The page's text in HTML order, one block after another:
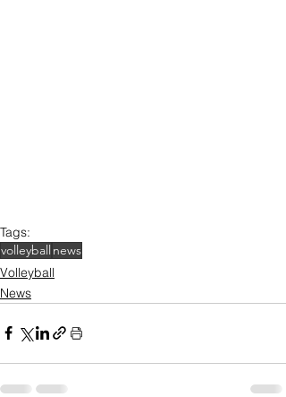
Tags:
volleyball news
Volleyball
News